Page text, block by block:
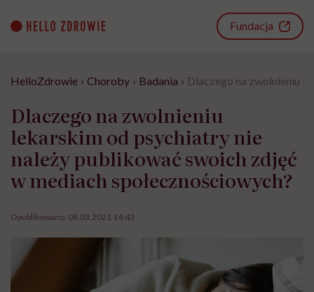
content
Fundacja
HelloZdrowie › Choroby › Badania › Dlaczego na zwolnieniu
Dlaczego na zwolnieniu
lekarskim od psychiatry nie
należy publikować swoich zdjęć
w mediach społecznościowych?
Opublikowano: 08.03.2021 14:43